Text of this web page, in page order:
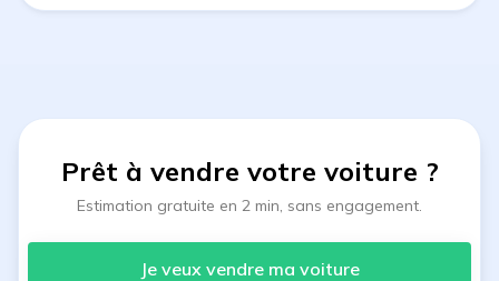
Prêt à vendre votre voiture ?
Estimation gratuite en 2 min, sans engagement.
Je veux vendre ma voiture